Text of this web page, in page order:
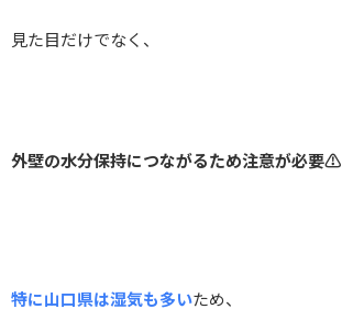
見た目だけでなく、
外壁の水分保持につながるため注意が必要⚠️
特に山口県は湿気も多いため、